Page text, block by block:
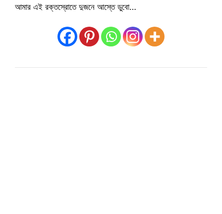
আমার এই রক্তস্রোতে দুজনে আস্তে ডুবো…